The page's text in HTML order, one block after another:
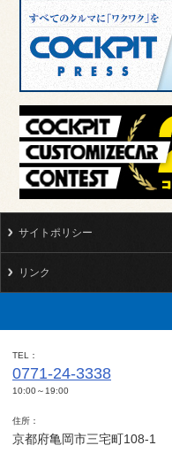
サイトポリシー
リンク
TEL
0771-24-3338
10:00～19:00
住所
京都府亀岡市三宅町108-1